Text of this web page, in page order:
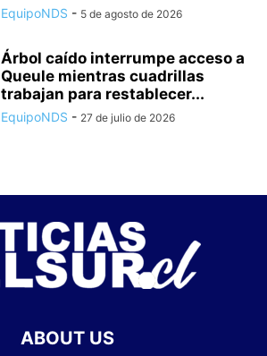
EquipoNDS - 5 de agosto de 2026
Árbol caído interrumpe acceso a
Queule mientras cuadrillas
trabajan para restablecer...
EquipoNDS - 27 de julio de 2026
ABOUT US